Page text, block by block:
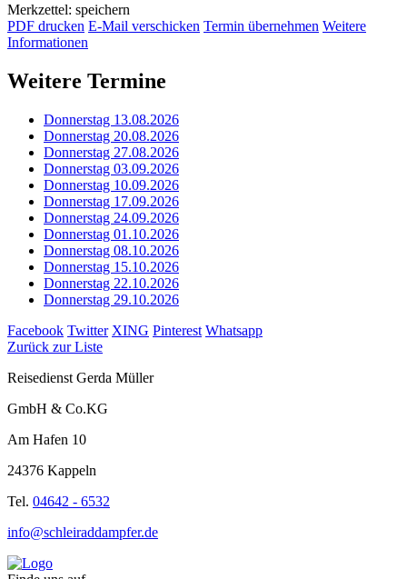
Merkzettel: speichern
PDF drucken E-Mail verschicken Termin übernehmen Weitere
Informationen
Weitere Termine
Donnerstag 13.08.2026
Donnerstag 20.08.2026
Donnerstag 27.08.2026
Donnerstag 03.09.2026
Donnerstag 10.09.2026
Donnerstag 17.09.2026
Donnerstag 24.09.2026
Donnerstag 01.10.2026
Donnerstag 08.10.2026
Donnerstag 15.10.2026
Donnerstag 22.10.2026
Donnerstag 29.10.2026
Facebook Twitter XING Pinterest Whatsapp
Zurück zur Liste
Reisedienst Gerda Müller
GmbH & Co.KG
Am Hafen 10
24376 Kappeln
Tel. 04642 - 6532
info@schleiraddampfer.de